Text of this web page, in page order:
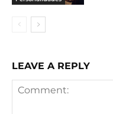
LEAVE A REPLY